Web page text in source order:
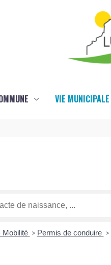
VIE MUNICIPALE
Mobilité > Permis de conduire >